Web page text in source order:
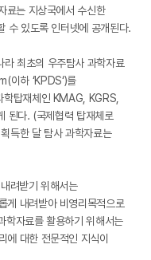
료는 지상국에서 수신한
수 있도록 인터넷에 공개된다.
라 최초의 우주탐사 과학자료
하 ‘KPDS‘)를
학탑재체인 KMAG, KGRS,
된다. (국제협력 탑재체로
득한 달 탐사 과학자료는
려받기 위해서는
게 내려받아 비영리목적으로
학자료를 활용하기 위해서는
에 대한 전문적인 지식이